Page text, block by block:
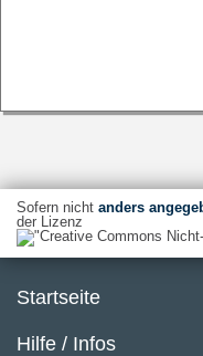
Sofern nicht anders
der Lizenz
Startseite
Hilfe / Infos